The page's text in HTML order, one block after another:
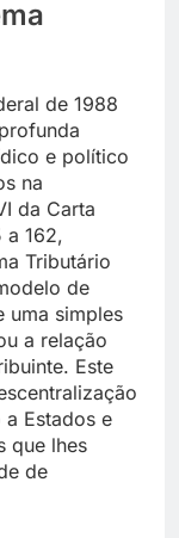
de 1988
e político
na
da Carta
a 162,
Tributário
de
uma simples
a relação
Este
Estados e
que lhes
de